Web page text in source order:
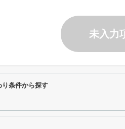
未入力
条件から探す